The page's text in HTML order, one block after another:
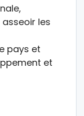
les
pays et
et